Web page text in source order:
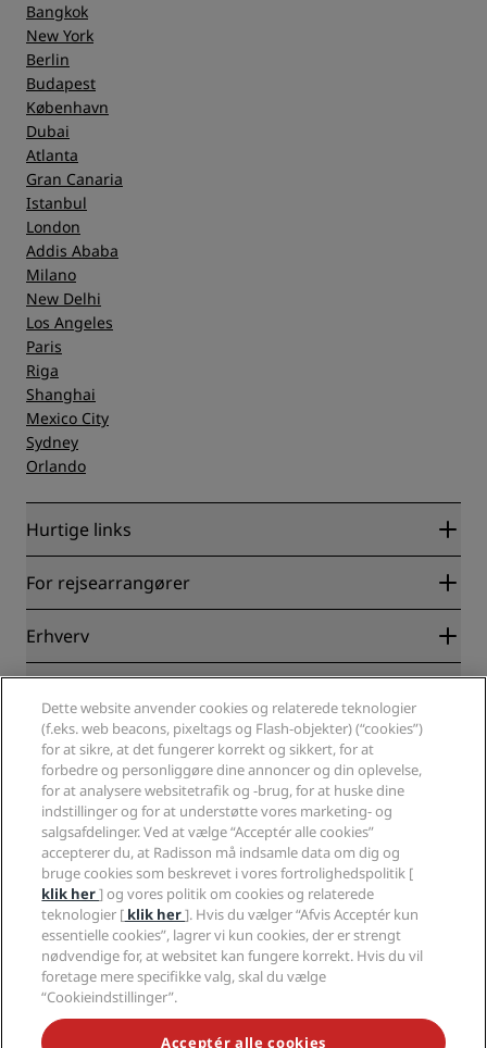
Bangkok
New York
Berlin
Budapest
København
Dubai
Atlanta
Gran Canaria
Istanbul
London
Addis Ababa
Milano
New Delhi
Los Angeles
Paris
Riga
Shanghai
Mexico City
Sydney
Orlando
Hurtige links
Radisson Rewards
Blog
Nye og kommende hoteller
Radisson Hotels-APP
Sports Approved-hoteller
Familievenlige hoteller
Sundhed og sikkerhed
For rejsearrangører
Partnere
Erhverv
Radisson Hotel Group
Medier
Karriere i RHG
Karriere i PPHE
Karrierer EHL
The Club by RHG
Udviklingsmuligheder
Ansvarlig virksomhed
Indkøb
Fortrolighedscenter
Juridiske oplysninger
Radisson Rewards vilkår og betingelser
Aftale vedrørende brug af hjemmesiden
Digital tilgængelighed
Erklæring om moderne slaveri
Hjælp
Advarsler til forbrugere
Kontakt
Ofte stillede spørgsmål
Sitemap
Sociale medier
Radisson Hotels-brands
GÅ ALDRIG GLIP AF VORES MEST POPULÆRE TILBUD
Dette website anvender cookies og relaterede teknologier
(f.eks. web beacons, pixeltags og Flash-objekter) (“cookies”)
for at sikre, at det fungerer korrekt og sikkert, for at
forbedre og personliggøre dine annoncer og din oplevelse,
for at analysere websitetrafik og -brug, for at huske dine
indstillinger og for at understøtte vores marketing- og
salgsafdelinger. Ved at vælge “Acceptér alle cookies”
accepterer du, at Radisson må indsamle data om dig og
bruge cookies som beskrevet i vores fortrolighedspolitik [
klik her] og vores politik om cookies og relaterede
teknologier [ klik her]. Hvis du vælger “Afvis Acceptér kun
essentielle cookies”, lagrer vi kun cookies, der er strengt
nødvendige for, at websitet kan fungere korrekt. Hvis du vil
foretage mere specifikke valg, skal du vælge
“Cookieindstillinger”.
Acceptér alle cookies